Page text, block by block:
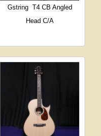
Gstring T4 CB Angled
Head C/A